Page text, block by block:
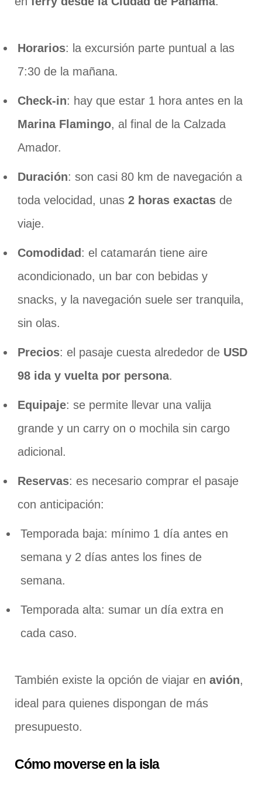
Horarios: la excursión parte puntual a las
7:30 de la mañana.
Check-in: hay que estar 1 hora antes en la
Marina Flamingo, al final de la Calzada
Amador.
Duración: son casi 80 km de navegación a
toda velocidad, unas 2 horas exactas de
viaje.
Comodidad : el catamarán tiene aire
acondicionado, un bar con bebidas y
snacks, y la navegación suele ser tranquila,
sin olas.
Precios: el pasaje cuesta alrededor de USD
98 ida y vuelta por persona.
Equipaje: se permite llevar una valija
grande y un carry on o mochila sin cargo
adicional.
Reservas: es necesario comprar el pasaje
con anticipación:
Temporada baja: mínimo 1 día antes en
semana y 2 días antes los fines de
semana.
Temporada alta: sumar un día extra en
cada caso.
También existe la opción de viajar en avión,
ideal para quienes dispongan de más
presupuesto.
Cómo moverse en la isla